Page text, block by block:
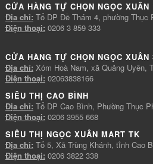
CỬA HÀNG TỰ CHỌN NGỌC XUÂN
Địa chỉ: Tổ DP Đề Thám 4, phường Thục
Điện thoại: 0206 3 859 333
CỬA HÀNG TỰ CHỌN NGỌC XUÂN
Địa chỉ: Xóm Hoà Nam, xã Quảng Uyên,
Điện thoại: 02063838166
SIÊU THỊ CAO BÌNH
Địa chỉ: Tổ DP Cao Bình, Phường Thục
Điện thoại: 0206 3955 668
SIÊU THỊ NGỌC XUÂN MART TK
Địa chỉ: Tổ 5, Xã Trùng Khánh, tỉnh Cao
Điện thoại: 0206 3822 338